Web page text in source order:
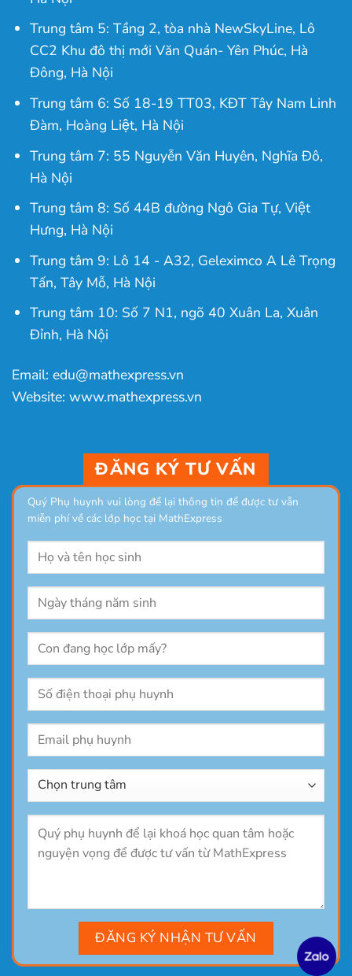
Trung tâm 5: Tầng 2, tòa nhà NewSkyLine, Lô
CC2 Khu đô thị mới Văn Quán- Yên Phúc, Hà
Đông, Hà Nội
Trung tâm 6: Số 18-19 TT03, KĐT Tây Nam Linh
Đàm, Hoàng Liệt, Hà Nội
Trung tâm 7: 55 Nguyễn Văn Huyên, Nghĩa Đô,
Hà Nội
Trung tâm 8: Số 44B đường Ngô Gia Tự, Việt
Hưng, Hà Nội
Trung tâm 9: Lô 14 - A32, Geleximco A Lê Trọng
Tấn, Tây Mỗ, Hà Nội
Trung tâm 10: Số 7 N1, ngõ 40 Xuân La, Xuân
Đỉnh, Hà Nội
Email: edu@mathexpress.vn
Website: www.mathexpress.vn
ĐĂNG KÝ TƯ VẤN
Quý Phụ huynh vui lòng để lại thông tin để được tư vẫn
miễn phí về các lớp học tại MathExpress